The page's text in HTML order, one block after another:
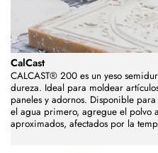
CalCast
CALCAST® 200 es un yeso
dureza. Ideal para moldear
paneles y adornos. Disponible
el agua primero, agregue el polvo
aproximados, afectados por la